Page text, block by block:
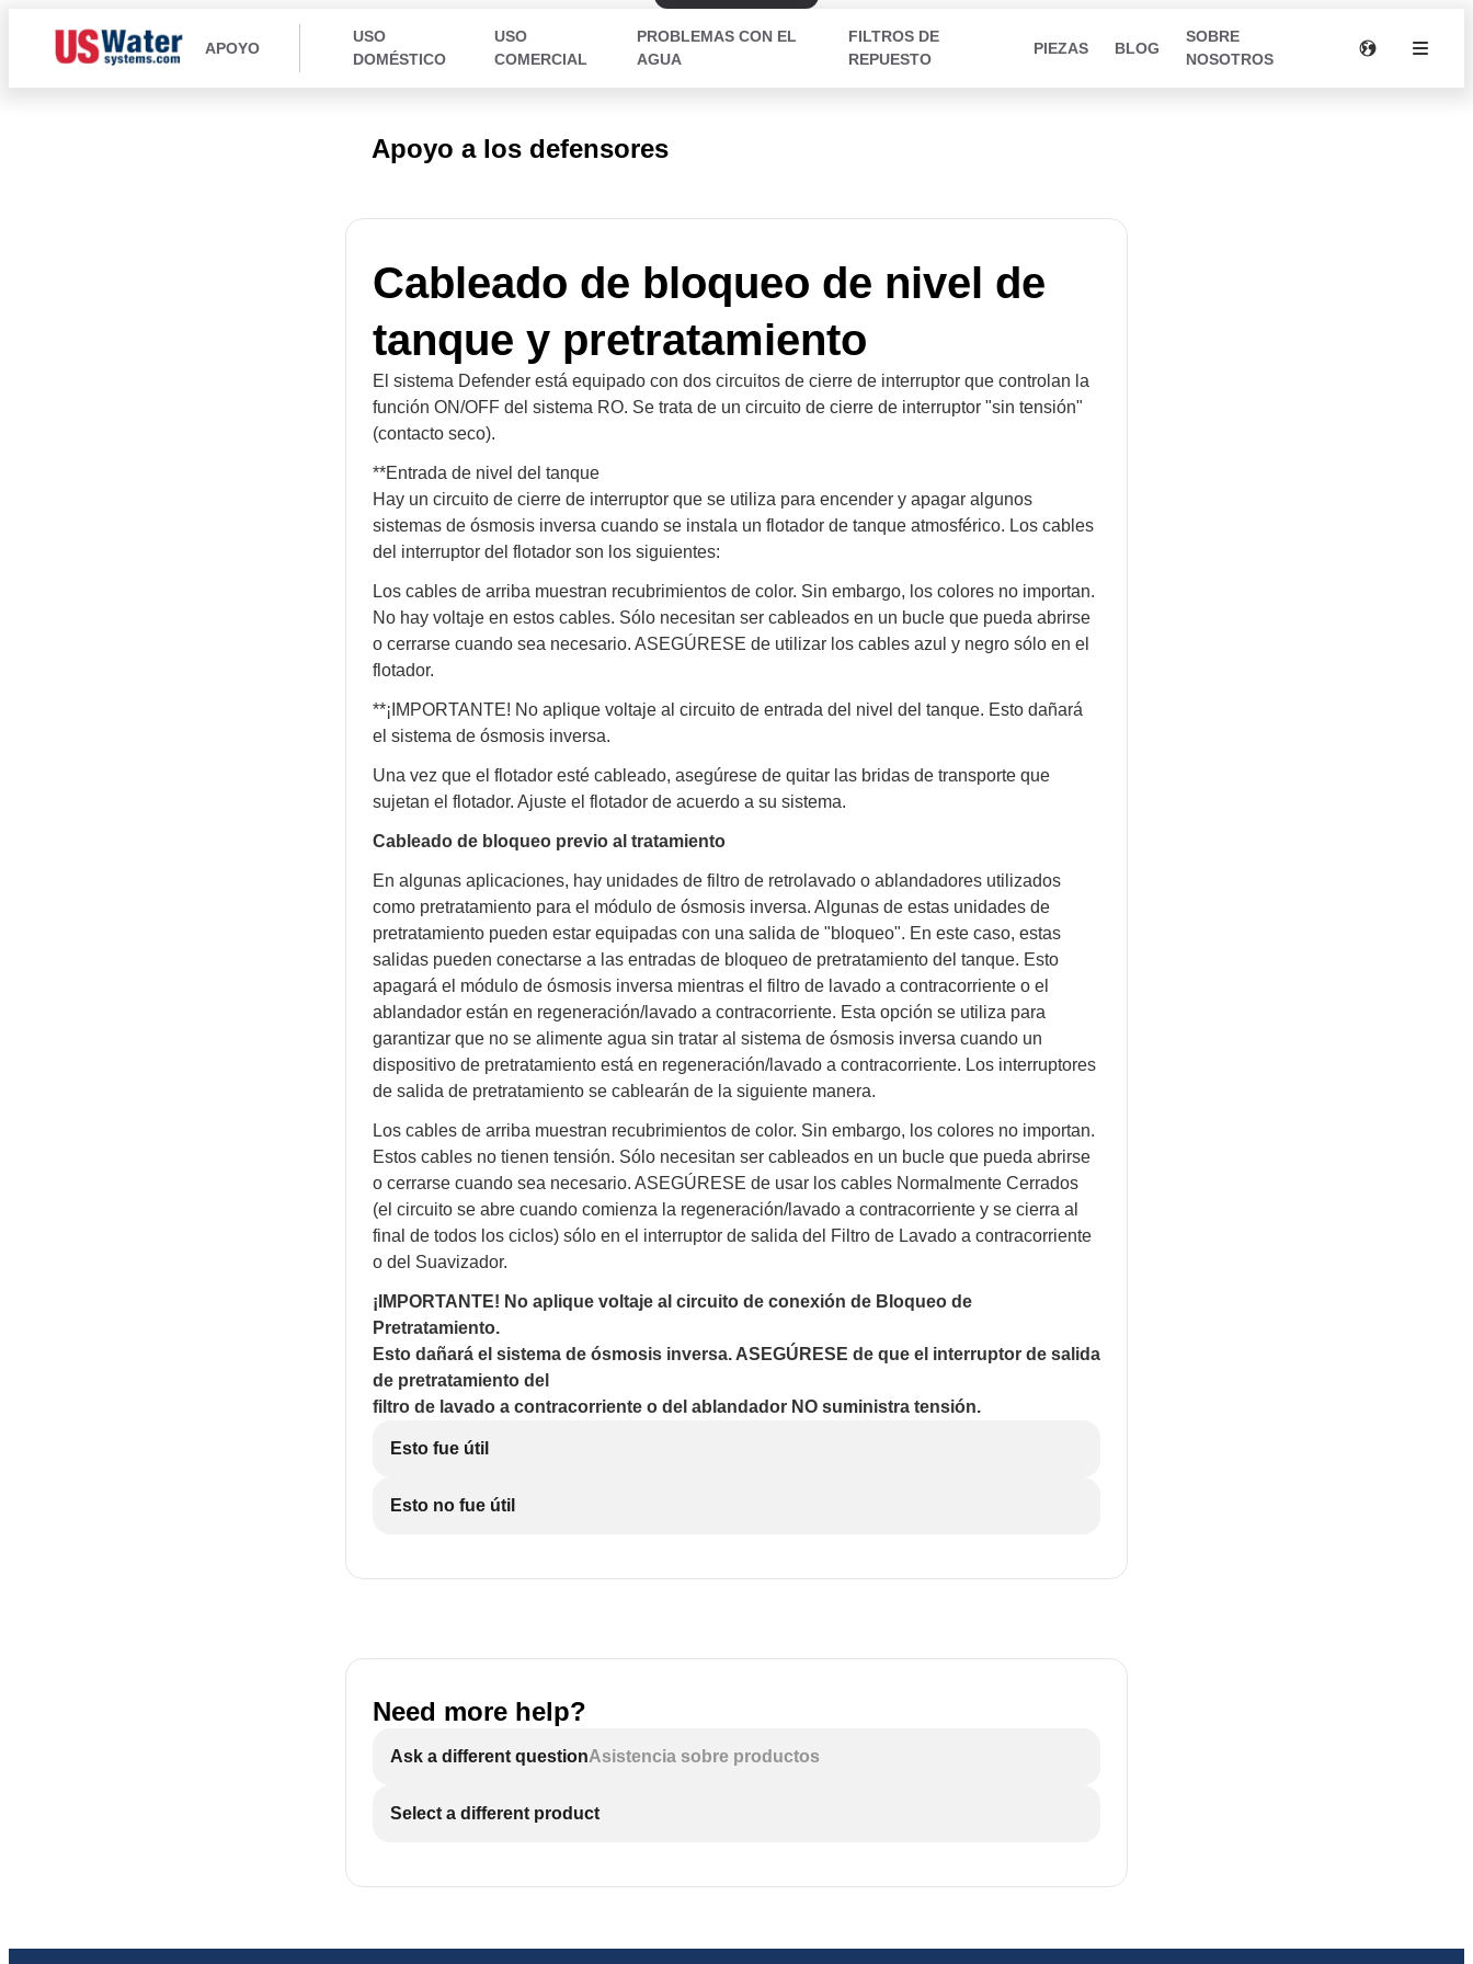
APOYO
USO
DOMÉSTICO
USO
COMERCIAL
PROBLEMAS CON EL
AGUA
FILTROS DE
REPUESTO
PIEZAS BLOG
SOBRE
NOSOTROS
Apoyo a los defensores
Cableado de bloqueo de nivel de
tanque y pretratamiento
El sistema Defender está equipado con dos circuitos de cierre de interruptor que controlan la
función ON/OFF del sistema RO. Se trata de un circuito de cierre de interruptor "sin tensión"
(contacto seco).
**Entrada de nivel del tanque
Hay un circuito de cierre de interruptor que se utiliza para encender y apagar algunos
sistemas de ósmosis inversa cuando se instala un flotador de tanque atmosférico. Los cables
del interruptor del flotador son los siguientes:
Los cables de arriba muestran recubrimientos de color. Sin embargo, los colores no importan.
No hay voltaje en estos cables. Sólo necesitan ser cableados en un bucle que pueda abrirse
o cerrarse cuando sea necesario. ASEGÚRESE de utilizar los cables azul y negro sólo en el
flotador.
**¡IMPORTANTE! No aplique voltaje al circuito de entrada del nivel del tanque. Esto dañará
el sistema de ósmosis inversa.
Una vez que el flotador esté cableado, asegúrese de quitar las bridas de transporte que
sujetan el flotador. Ajuste el flotador de acuerdo a su sistema.
Cableado de bloqueo previo al tratamiento
En algunas aplicaciones, hay unidades de filtro de retrolavado o ablandadores utilizados
como pretratamiento para el módulo de ósmosis inversa. Algunas de estas unidades de
pretratamiento pueden estar equipadas con una salida de "bloqueo". En este caso, estas
salidas pueden conectarse a las entradas de bloqueo de pretratamiento del tanque. Esto
apagará el módulo de ósmosis inversa mientras el filtro de lavado a contracorriente o el
ablandador están en regeneración/lavado a contracorriente. Esta opción se utiliza para
garantizar que no se alimente agua sin tratar al sistema de ósmosis inversa cuando un
dispositivo de pretratamiento está en regeneración/lavado a contracorriente. Los interruptores
de salida de pretratamiento se cablearán de la siguiente manera.
Los cables de arriba muestran recubrimientos de color. Sin embargo, los colores no importan.
Estos cables no tienen tensión. Sólo necesitan ser cableados en un bucle que pueda abrirse
o cerrarse cuando sea necesario. ASEGÚRESE de usar los cables Normalmente Cerrados
(el circuito se abre cuando comienza la regeneración/lavado a contracorriente y se cierra al
final de todos los ciclos) sólo en el interruptor de salida del Filtro de Lavado a contracorriente
o del Suavizador.
¡IMPORTANTE! No aplique voltaje al circuito de conexión de Bloqueo de
Pretratamiento.
Esto dañará el sistema de ósmosis inversa. ASEGÚRESE de que el interruptor de salida
de pretratamiento del
filtro de lavado a contracorriente o del ablandador NO suministra tensión.
Esto fue útil
Esto no fue útil
Need more help?
Ask a different questionAsistencia sobre productos
Select a different product